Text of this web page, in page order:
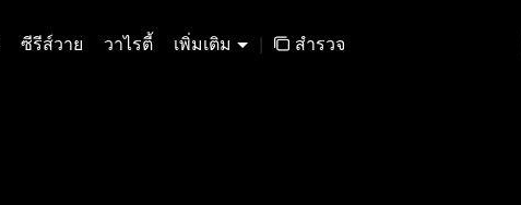
ซีรีส์วาย วาไรตี้ เพิ่มเติม | สำรวจ